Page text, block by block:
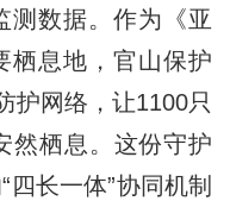
测数据。作为《亚
栖息地，官山保护
护网络，让1100只
然栖息。这份守护
长一体”协同机制